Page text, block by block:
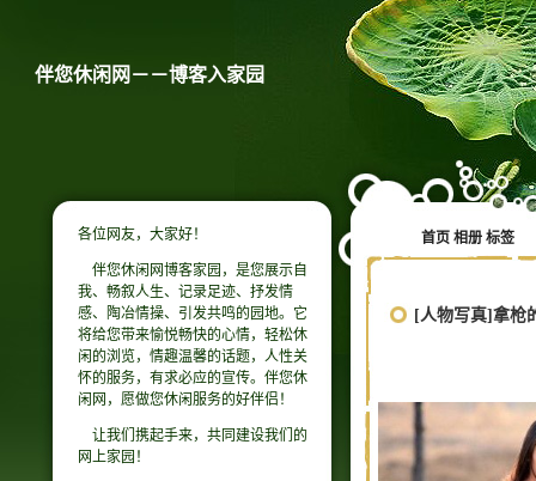
伴您休闲网－－博客入家园
各位网友，大家好！
伴您休闲网博客家园，是您展示自
我、畅叙人生、记录足迹、抒发情
感、陶冶情操、引发共鸣的园地。它
将给您带来愉悦畅快的心情，轻松休
闲的浏览，情趣温馨的话题，人性关
怀的服务，有求必应的宣传。伴您休
闲网，愿做您休闲服务的好伴侣！
让我们携起手来，共同建设我们的
网上家园！
首页 相册 标签
[人物写真]拿枪